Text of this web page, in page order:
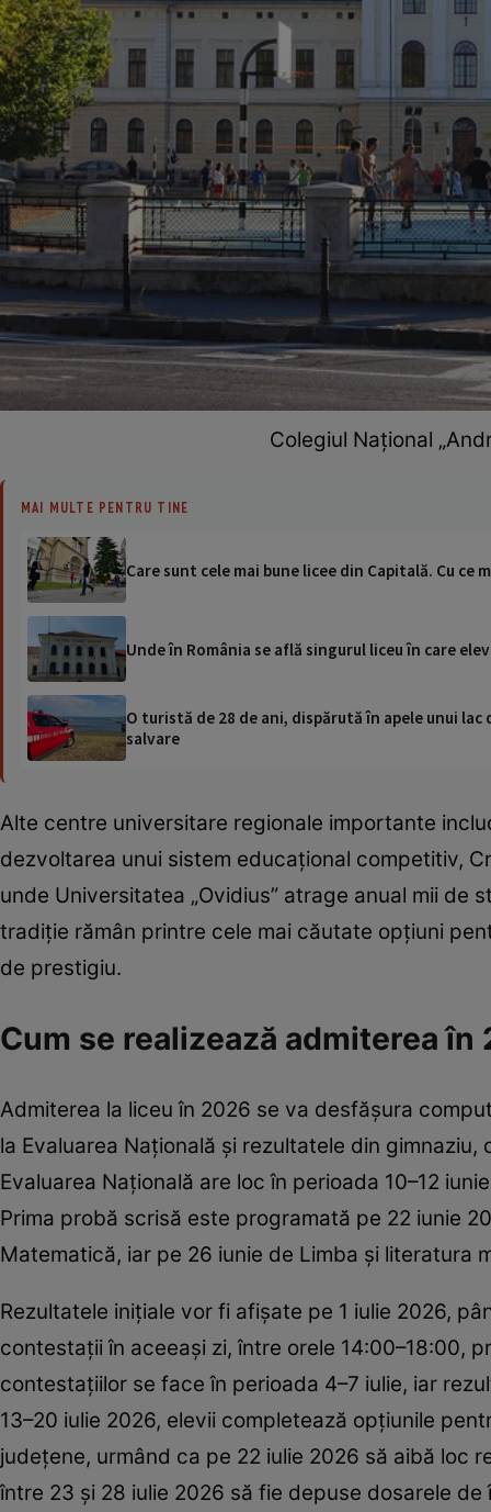
Colegiul Național
MAI MULTE PENTRU TINE
Care sunt cele mai bune licee din Capitală. Cu
Unde în România se află singurul liceu în care
O turistă de 28 de ani, dispărută în apele unui
salvare
Alte centre universitare regionale importante
dezvoltarea unui sistem educațional competitiv,
unde Universitatea „Ovidius” atrage anual mii
tradiție rămân printre cele mai căutate opțiuni
de prestigiu.
Cum se realizează admiterea
Admiterea la liceu în 2026 se va desfășura
la Evaluarea Națională și rezultatele din
Evaluarea Națională are loc în perioada 10–12
Prima probă scrisă este programată pe 22 iunie
Matematică, iar pe 26 iunie de Limba și literatura
Rezultatele inițiale vor fi afișate pe 1 iulie 2026,
contestații în aceeași zi, între orele 14:00–18:00,
contestațiilor se face în perioada 4–7 iulie, iar
13–20 iulie 2026, elevii completează opțiunile
județene, urmând ca pe 22 iulie 2026 să aibă loc
între 23 și 28 iulie 2026 să fie depuse dosarele